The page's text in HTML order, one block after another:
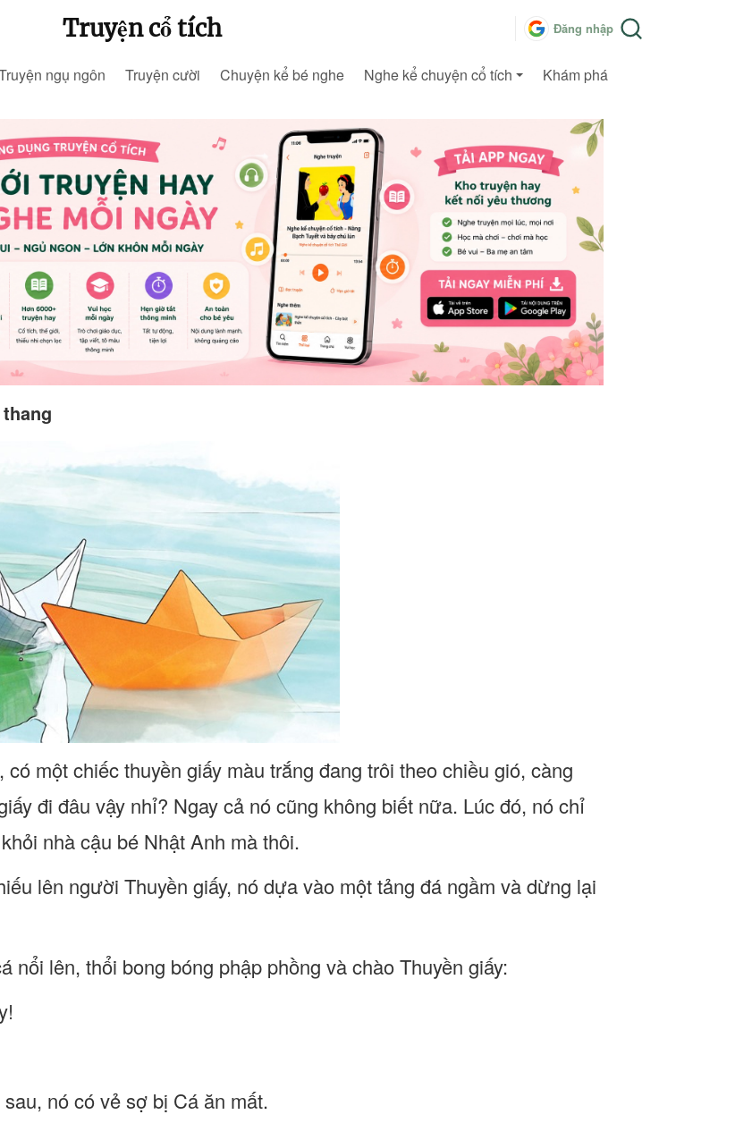
Truyện cổ tích Đăng nhập
ngụ ngôn Truyện cười Chuyện kể bé nghe Nghe kể chuyện cổ tích Khám phá
có một chiếc thuyền giấy màu trắng đang trôi theo chiều gió, càng
đi đâu vậy nhỉ? Ngay cả nó cũng không biết nữa. Lúc đó, nó chỉ
nhà cậu bé Nhật Anh mà thôi.
lên người Thuyền giấy, nó dựa vào một tảng đá ngầm và dừng lại
nổi lên, thổi bong bóng phập phồng và chào Thuyền giấy:
nó có vẻ sợ bị Cá ăn mất.